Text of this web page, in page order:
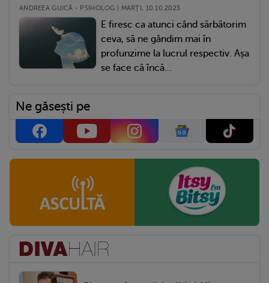
ANDREEA GUICĂ - PSIHOLOG | MARŢI, 10.10.2023
E firesc ca atunci când sărbătorim
ceva, să ne gândim mai în
profunzime la lucrul respectiv. Așa
se face că încă...
Ne găsești pe